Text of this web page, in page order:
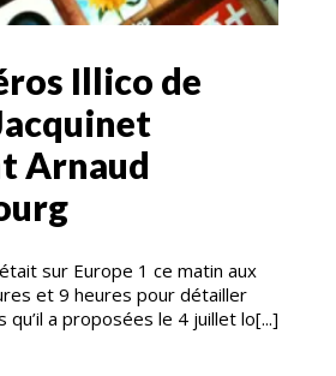
Illico de
Arnaud
sur Europe 1 ce matin aux
et 9 heures pour détailler
qu’il a proposées le 4 juillet lo[...]